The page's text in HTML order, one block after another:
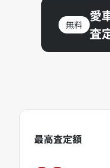
無料
愛
査
最高査定額